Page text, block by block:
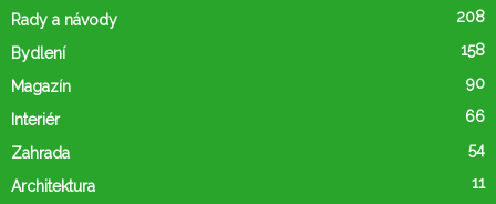
Rady a návody 208
Bydlení 158
Magazín 90
Interiér 66
Zahrada 54
Architektura 11